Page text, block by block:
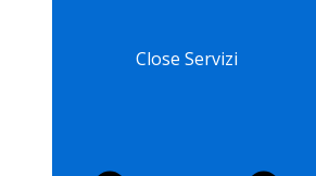
Close Servizi